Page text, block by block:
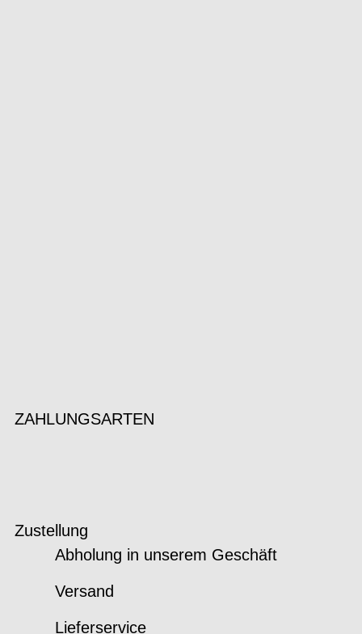
ZAHLUNGSARTEN
Zustellung
Abholung in unserem Geschäft
Versand
Lieferservice